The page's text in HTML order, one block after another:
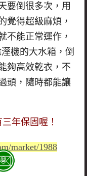
要倒很多次，用
覺得超級麻煩，
不能正常運作，
機的大水箱，倒
夠高效乾衣，不
頭，隨時都能讓
三年保固喔！
market/1988